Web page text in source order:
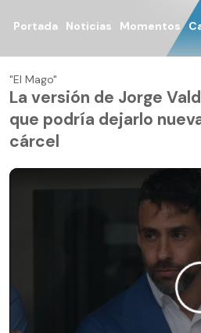
Portada Noticias Momentos
"El Mago"
La versión de Jorge
que podría dejarlo
cárcel